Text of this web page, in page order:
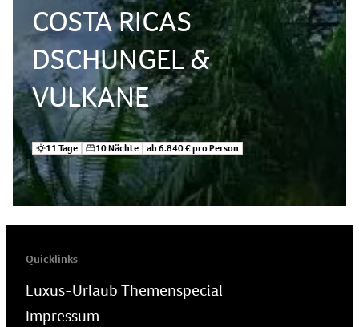
COSTA RICAS
DSCHUNGEL &
VULKANE
11 Tage 10 Nächte ab 6.840 € pro Person
Quicklinks
Luxus-Urlaub Themenspecial
Impressum